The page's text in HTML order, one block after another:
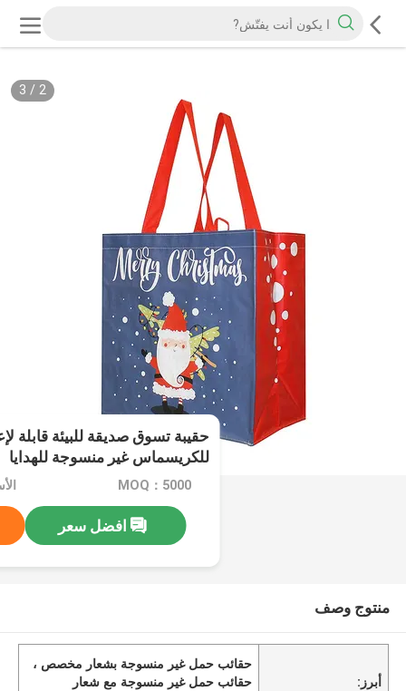
2
/
3
حقيبة تسوق صديقة للبيئة قابلة
للكريسماس غير منسوجة للهدايا
MOQ：5000
افضل سعر
منتوج وصف
أبرز:
حقائب حمل غير منسوجة بشعار مخصص ،
حقائب حمل غير منسوجة مع شعار